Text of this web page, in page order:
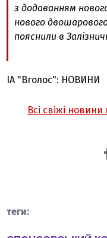
з додаванням
нового
пояснили в
ІА "Вголос": НОВИНИ
Всі свіжі